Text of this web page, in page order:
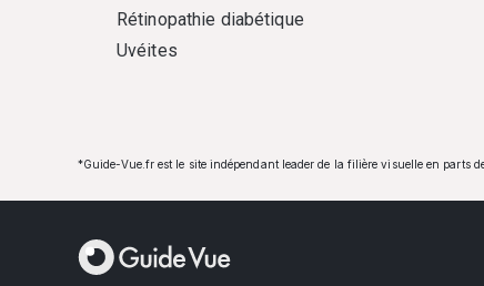
Rétinopathie diabétique
Uvéites
*Guide-Vue.fr est le site indépendant leader de la filière visuelle en parts